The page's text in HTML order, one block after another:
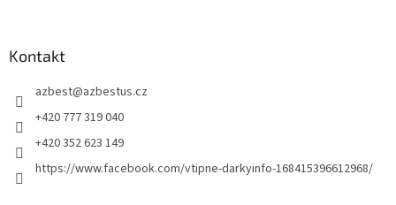
Kontakt
azbest@azbestus.cz
+420 777 319 040
+420 352 623 149
https://www.facebook.com/vtipne-darkyinfo-168415396612968/